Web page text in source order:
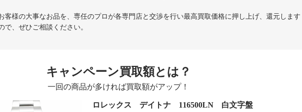
客様の大事なお品を、専任のプロが各専門店と交渉を行い最高買取価格に押し上げ、還元します
で、ぜひご相談ください。
キャンペーン買取額とは？
一回の商品が多ければ買取額がアップ！
ロレックス デイトナ 116500LN 白文字盤